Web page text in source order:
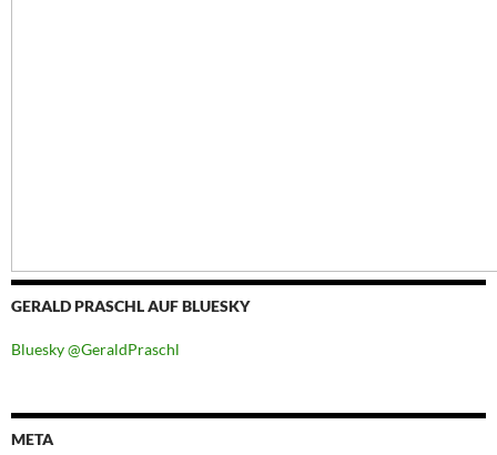
GERALD PRASCHL AUF BLUESKY
Bluesky @GeraldPraschl
META